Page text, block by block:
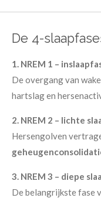
De 4-
1. NREM 1 –
De overgang van
hartslag en
2. NREM 2 – lichte
Hersengolven
3. NREM 3 – diepe
De belangrijkste fase